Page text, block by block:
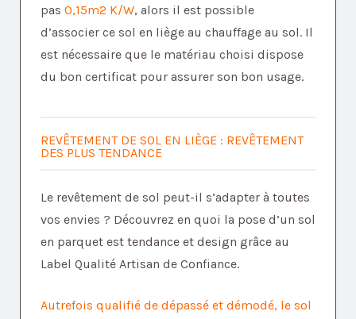
pas 0,15m2 K/W, alors il est possible
d’associer ce sol en liège au chauffage au sol. Il
est nécessaire que le matériau choisi dispose
du bon certificat pour assurer son bon usage.
REVÊTEMENT DE SOL EN LIÈGE : REVÊTEMENT
DES PLUS TENDANCE
Le revêtement de sol peut-il s’adapter à toutes
vos envies ? Découvrez en quoi la pose d’un sol
en parquet est tendance et design grâce au
Label Qualité Artisan de Confiance.
Autrefois qualifié de dépassé et démodé, le sol